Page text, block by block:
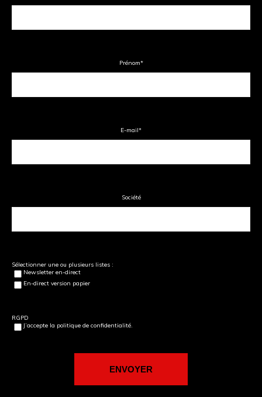
Prénom*
E-mail*
Société
Sélectionner une ou plusieurs listes :
Newsletter en-direct
En-direct version papier
RGPD
J’accepte la politique de confidentialité.